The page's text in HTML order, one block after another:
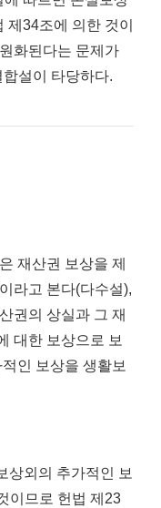
34조에 의한 것이
화된다는 문제가
설이 타당하다.
재산권 보상을 제
라고 본다(다수설),
권의 상실과 그 재
대한 보상으로 보
인 보상을 생활보
상외의 추가적인 보
이므로 헌법 제23